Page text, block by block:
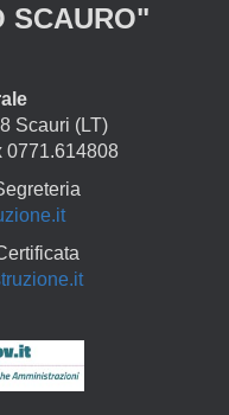
SCAURO"
Scauri (LT)
0771.614808